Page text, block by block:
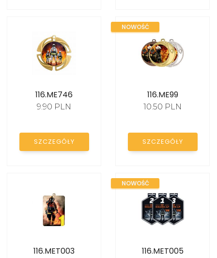
116.ME746
9.90 PLN
SZCZEGÓŁY
NOWOŚĆ
116.ME99
10.50 PLN
SZCZEGÓŁY
116.MET003
NOWOŚĆ
116.MET005